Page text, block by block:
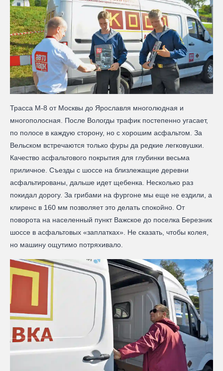
Трасса М-8 от Москвы до Ярославля многолюдная и
многополосная. После Вологды трафик постепенно угасает,
по полосе в каждую сторону, но с хорошим асфальтом. За
Вельском встречаются только фуры да редкие легковушки.
Качество асфальтового покрытия для глубинки весьма
приличное. Съезды с шоссе на близлежащие деревни
асфальтированы, дальше идет щебенка. Несколько раз
покидал дорогу. За грибами на фургоне мы еще не ездили, а
клиренс в 160 мм позволяет это делать спокойно. От
поворота на населенный пункт Важское до поселка Березник
шоссе в асфальтовых «заплатках». Не сказать, чтобы колея,
но машину ощутимо потряхивало.